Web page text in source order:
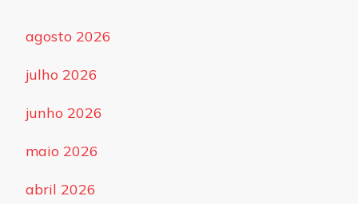
agosto 2026
julho 2026
junho 2026
maio 2026
abril 2026